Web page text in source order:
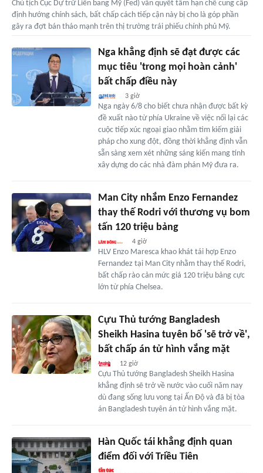
Chủ tịch Cục Dự trữ Liên bang Mỹ (Fed) vẫn quyết tâm hạn chế cung cấp
định hướng chính sách, bất chấp cách tiếp cận này bị cho là góp phần
gây ra đợt bán tháo mạnh trên thị trường trái phiếu chính phủ Mỹ.
Nga khẳng định sẽ đạt được các
mục tiêu 'trong mọi hoàn cảnh'
bất chấp điều này
3 giờ
Nga ngày 6/8 cho biết chưa nhận được bất kỳ
đề xuất nào từ phía Ukraine về việc nối lại các
cuộc tiếp xúc ngoại giao nhằm tìm kiếm giải
pháp cho xung đột, đồng thời khẳng định vẫn
sẵn sàng xem xét những sáng kiến mang tính
xây dựng do các nhà đàm phán Mỹ đưa ra.
Man City nhắm Enzo Fernandez
thay thế Rodri với thương vụ bom
tấn 120 triệu bảng
4 giờ
HLV Enzo Maresca khao khát tái hợp Enzo
Fernandez tại Man City nhằm thay thế Rodri,
bất chấp rào cản mức giá 120 triệu bảng cực
lớn từ phía Chelsea.
Cựu Thủ tướng Bangladesh
Sheikh Hasina tuyên bố 'sẽ trở về',
bất chấp án tử hình vắng mặt
12 giờ
Cựu Thủ tướng Bangladesh Sheikh Hasina
khẳng định sẽ trở về nước vào cuối năm nay
dù đang sống lưu vong tại Ấn Độ và đã bị tòa
án Bangladesh tuyên án tử hình vắng mặt.
Hàn Quốc tái khẳng định quan
điểm đối với Triều Tiên